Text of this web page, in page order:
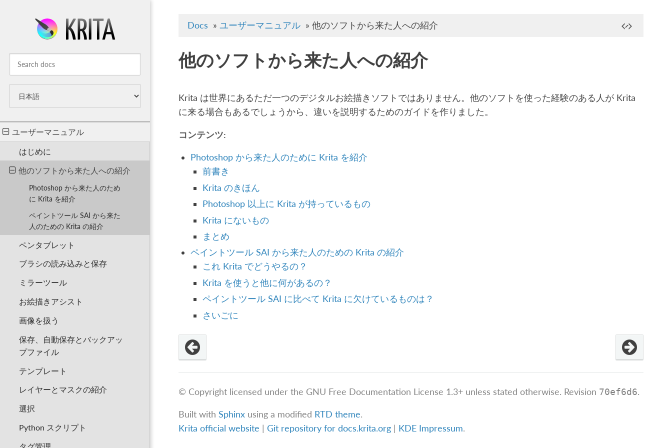
ユーザーマニュアル
はじめに
他のソフトから来た人への紹介
Photoshop から来た人のため
に Krita を紹介
ペイントツール SAI から来た
人のための Krita の紹介
ペンタブレット
ブラシの読み込みと保存
ミラーツール
お絵描きアシスト
画像を扱う
保存、自動保存とバックアッ
プファイル
テンプレート
レイヤーとマスクの紹介
選択
Python スクリプト
Docs » ユーザーマニュアル » 他のソフトから来た人への紹介
他のソフトから来た人への紹介
Krita は世界にあるただ一つのデジタルお絵描きソフトではありません。他のソフトを使った経験のある人が Krita
に来る場合もあるでしょうから、違いを説明するためのガイドを作りました。
コンテンツ:
Photoshop から来た人のために Krita を紹介
前書き
Krita のきほん
Photoshop 以上に Krita が持っているもの
Krita にないもの
まとめ
ペイントツール SAI から来た人のための Krita の紹介
これ Krita でどうやるの？
Krita を使うと他に何があるの？
ペイントツール SAI に比べて Krita に欠けているものは？
さいごに
© Copyright licensed under the GNU Free Documentation License 1.3+ unless stated otherwise. Revision 70ef6d6.
Built with Sphinxusing a modified RTD theme.
Krita official website | Git repository for docs.krita.org | KDE Impressum.